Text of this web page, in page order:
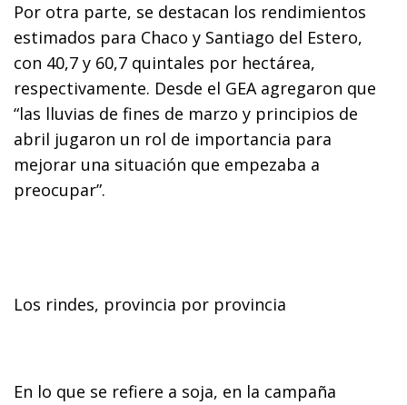
Por otra parte, se destacan los rendimientos
estimados para Chaco y Santiago del Estero,
con 40,7 y 60,7 quintales por hectárea,
respectivamente. Desde el GEA agregaron que
“las lluvias de fines de marzo y principios de
abril jugaron un rol de importancia para
mejorar una situación que empezaba a
preocupar”.
Los rindes, provincia por provincia
En lo que se refiere a soja, en la campaña